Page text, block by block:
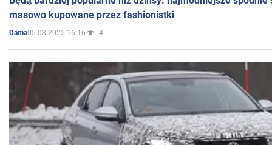
masowo kupowane przez fashionistki
Dama05.03.2025 16:16 4